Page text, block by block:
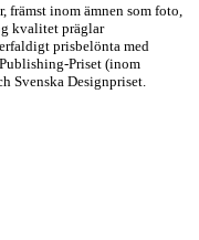
inom ämnen som foto,
kvalitet präglar
prisbelönta med
Priset (inom
Svenska Designpriset.